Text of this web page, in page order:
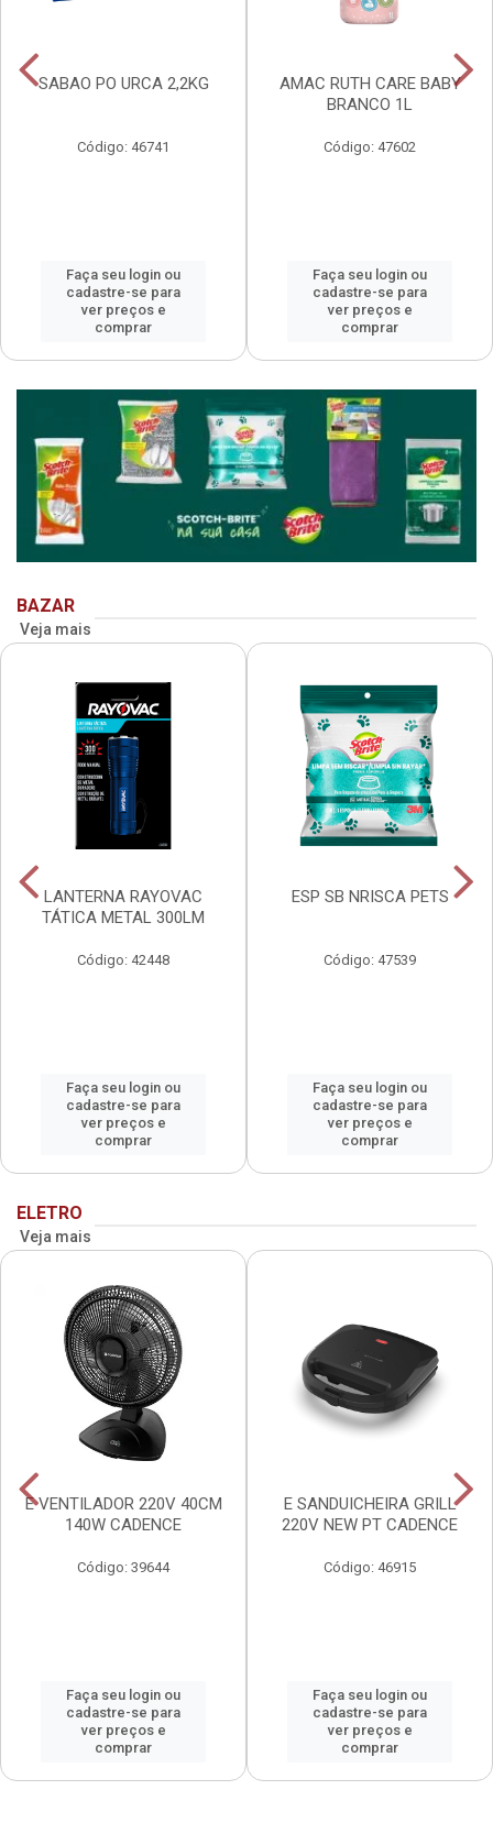
SABAO PO URCA 2,2KG
Código: 46741
Faça seu login ou
cadastre-se para
ver preços e
comprar
AMAC RUTH CARE BABY
BRANCO 1L
Código: 47602
Faça seu login ou
cadastre-se para
ver preços e
comprar
BAZAR
Veja mais
LANTERNA RAYOVAC
TÁTICA METAL 300LM
Código: 42448
Faça seu login ou
cadastre-se para
ver preços e
comprar
ESP SB NRISCA PETS
Código: 47539
Faça seu login ou
cadastre-se para
ver preços e
comprar
ELETRO
Veja mais
E VENTILADOR 220V 40CM
140W CADENCE
Código: 39644
Faça seu login ou
cadastre-se para
ver preços e
comprar
E SANDUICHEIRA GRILL
220V NEW PT CADENCE
Código: 46915
Faça seu login ou
cadastre-se para
ver preços e
comprar